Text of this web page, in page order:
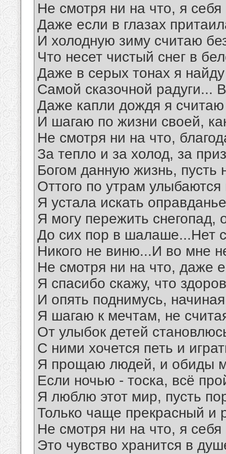
Не смотря ни на что, я
Даже если в глазах
И холодную зиму считаю
Что несет чистый снег в
Даже в серых тонах я
Самой сказочной радуги...
Даже капли дождя я
И шагаю по жизни своей,
Не смотря ни на что,
За тепло и за холод, за
Богом данную жизнь, пусть
Оттого по утрам
Я устала искать
Я могу пережить снегопад,
До сих пор в шалаше...Нет
Никого не виню...И во мне
Не смотря ни на что, даже
Я спасибо скажу, что
И опять поднимусь,
Я шагаю к мечтам, не
От улыбок детей
С ними хочется петь и
Я прощаю людей, и обиды
Если ночью - тоска, всё
Я люблю этот мир, пусть
Только чаще прекрасный и
Не смотря ни на что, я
Это чувство хранится в